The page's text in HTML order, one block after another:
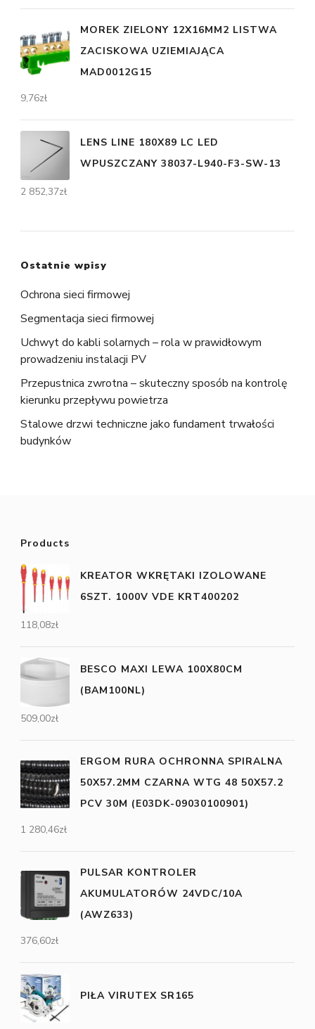
MOREK ZIELONY 12X16MM2 LISTWA
ZACISKOWA UZIEMIAJĄCA
MAD0012G15
9,76zł
LENS LINE 180X89 LC LED
WPUSZCZANY 38037-L940-F3-SW-13
2 852,37zł
Ostatnie wpisy
Ochrona sieci firmowej
Segmentacja sieci firmowej
Uchwyt do kabli solarnych – rola w prawidłowym
prowadzeniu instalacji PV
Przepustnica zwrotna – skuteczny sposób na kontrolę
kierunku przepływu powietrza
Stalowe drzwi techniczne jako fundament trwałości
budynków
Products
KREATOR WKRĘTAKI IZOLOWANE
6SZT. 1000V VDE KRT400202
118,08zł
BESCO MAXI LEWA 100X80CM
(BAM100NL)
509,00zł
ERGOM RURA OCHRONNA SPIRALNA
50X57.2MM CZARNA WTG 48 50X57.2
PCV 30M (E03DK-09030100901)
1 280,46zł
PULSAR KONTROLER
AKUMULATORÓW 24VDC/10A
(AWZ633)
376,60zł
PIŁA VIRUTEX SR165